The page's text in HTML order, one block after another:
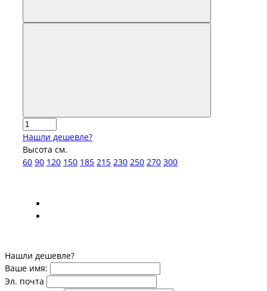
Нашли дешевле?
Высота см.
60 90 120 150 185 215 230 250 270 300
Нашли дешевле?
Ваше имя:
Эл. почта